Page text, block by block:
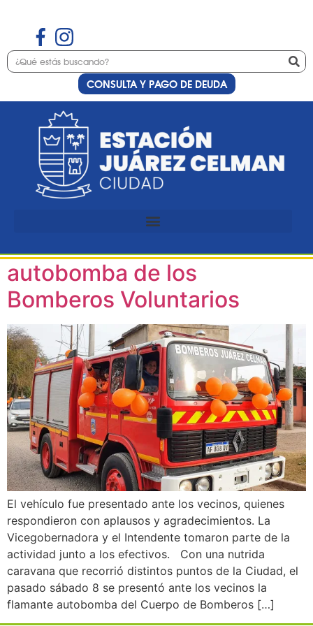
CONSULTA Y PAGO DE DEUDA
Día:10 de junio de
2024
Con una festiva caravana,
autobomba de los
Bomberos Voluntarios
El vehículo fue presentado ante los vecinos, quienes
respondieron con aplausos y agradecimientos. La
Vicegobernadora y el Intendente tomaron parte de la
actividad junto a los efectivos. Con una nutrida
caravana que recorrió distintos puntos de la Ciudad, el
pasado sábado 8 se presentó ante los vecinos la
flamante autobomba del Cuerpo de Bomberos […]